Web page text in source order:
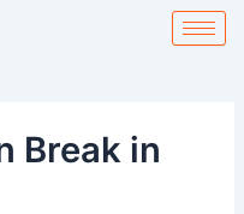
Break in